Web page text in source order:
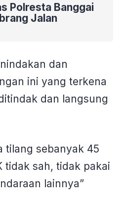
Polresta Banggai
Jalan
dan
ini yang terkena
dan langsung
tilang sebanyak 45
tidak sah, tidak pakai
lainnya”